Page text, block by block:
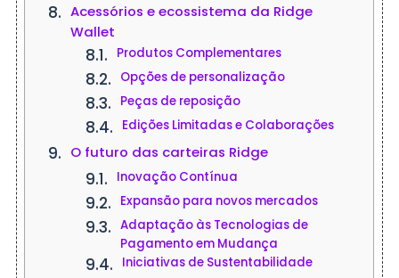
Acessórios e ecossistema da Ridge
Wallet
Produtos Complementares
Opções de personalização
Peças de reposição
Edições Limitadas e Colaborações
O futuro das carteiras Ridge
Inovação Contínua
Expansão para novos mercados
Adaptação às Tecnologias de
Pagamento em Mudança
Iniciativas de Sustentabilidade